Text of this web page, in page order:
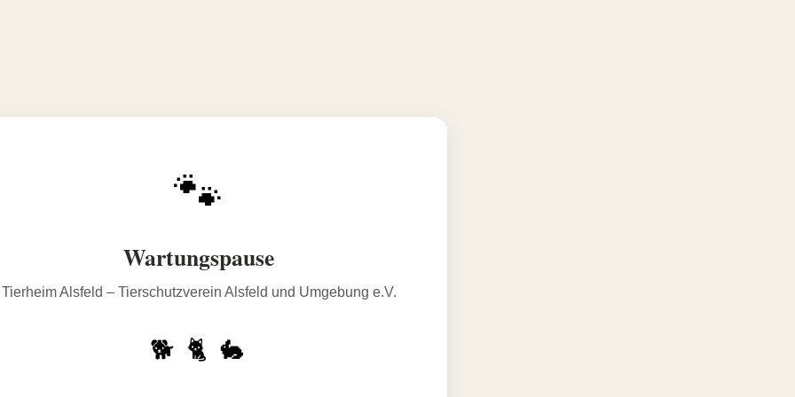
🐾
Wartungspause
Tierheim Alsfeld – Tierschutzverein Alsfeld und Umgebung e.V.
🐕 🐈 🐇